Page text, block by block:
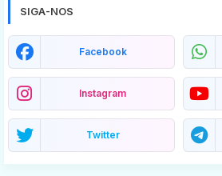
SIGA-NOS
Facebook
Instagram
Twitter